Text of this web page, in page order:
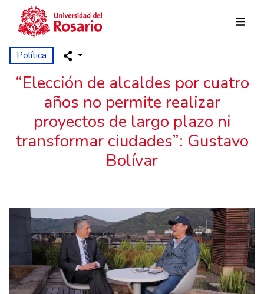
Pasar al contenido principal
Política
“Elección de alcaldes por cuatro
años no permite realizar
proyectos de largo plazo ni
transformar ciudades”: Gustavo
Bolívar